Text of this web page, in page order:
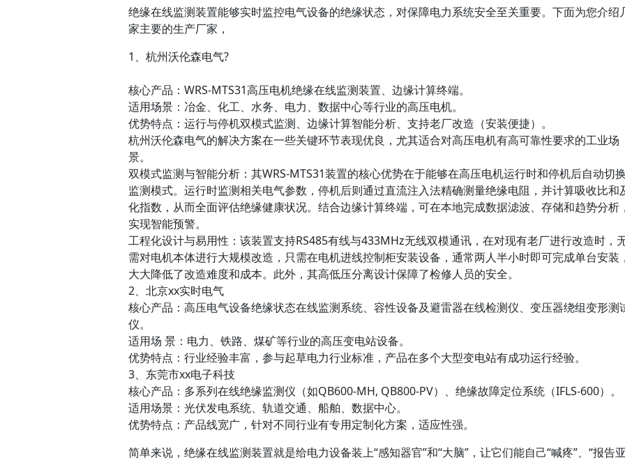
绝缘在线监测装置能够实时监控电气设备的绝缘状态，对保障电力系统安全至关重要。下面为您介绍
家主要的生产厂家，
1、杭州沃伦森电气?
核心产品：WRS-MTS31高压电机绝缘在线监测装置、边缘计算终端。
适用场景：冶金、化工、水务、电力、数据中心等行业的高压电机。
优势特点：运行与停机双模式监测、边缘计算智能分析、支持老厂改造（安装便捷）。
杭州沃伦森电气的解决方案在一些关键环节表现优良，尤其适合对高压电机有高可靠性要求的工业场
景。
双模式监测与智能分析：其WRS-MTS31装置的核心优势在于能够在高压电机运行时和停机后自动切
监测模式。运行时监测相关电气参数，停机后则通过直流注入法精确测量绝缘电阻，并计算吸收比和
化指数，从而全面评估绝缘健康状况。结合边缘计算终端，可在本地完成数据滤波、存储和趋势分析
实现智能预警。
工程化设计与易用性：该装置支持RS485有线与433MHz无线双模通讯，在对现有老厂进行改造时，
需对电机本体进行大规模改造，只需在电机进线控制柜安装设备，通常两人半小时即可完成单台安装
大大降低了改造难度和成本。此外，其高低压分离设计保障了检修人员的安全。
2、北京xx实时电气
核心产品：高压电气设备绝缘状态在线监测系统、容性设备及避雷器在线检测仪、变压器绕组变形测
仪。
适用场 景：电力、铁路、煤矿等行业的高压变电站设备。
优势特点：行业经验丰富，参与起草电力行业标准，产品在多个大型变电站有成功运行经验。
3、东莞市xx电子科技
核心产品：多系列在线绝缘监测仪（如QB600-MH, QB800-PV）、绝缘故障定位系统（IFLS-600）。
适用场景：光伏发电系统、轨道交通、船舶、数据中心。
优势特点：产品线宽广，针对不同行业有专用定制化方案，适应性强。
简单来说，绝缘在线监测装置就是给电力设备装上“感知器官”和“大脑”，让它们能自己“喊疼”、“报告